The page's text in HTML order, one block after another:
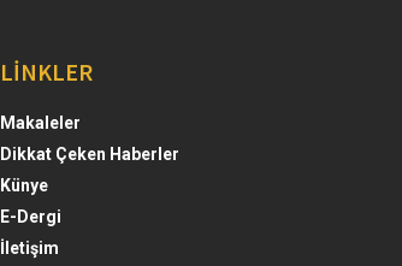
LİNKLER
Makaleler
Dikkat Çeken Haberler
Künye
E-Dergi
İletişim